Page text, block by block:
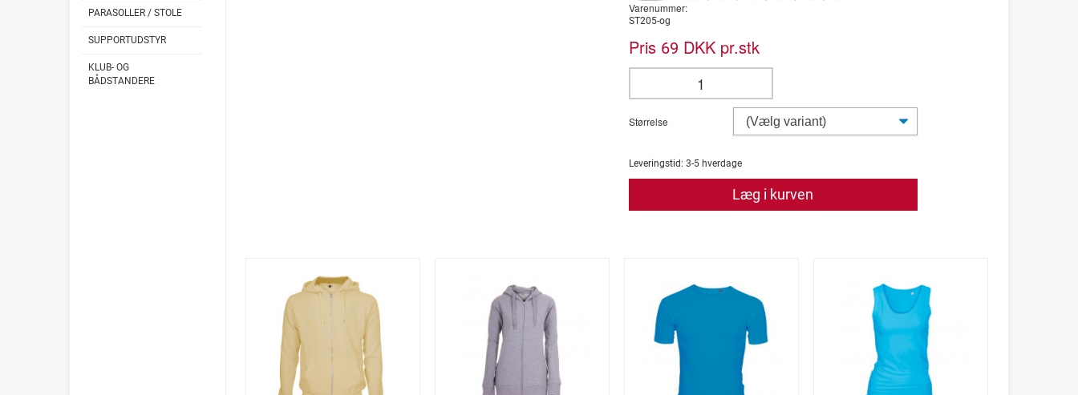
PARASOLLER / STOLE
SUPPORTUDSTYR
KLUB- OG
BÅDSTANDERE
Varenummer:
ST205-og
Pris 69 DKK pr.stk
Størrelse
Leveringstid: 3-5 hverdage
Læg i kurven